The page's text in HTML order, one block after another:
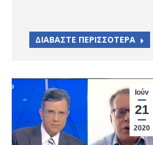
ΔΙΑΒΑΣΤΕ ΠΕΡΙΣΣΟΤΕΡΑ
Ιούν
21
2020